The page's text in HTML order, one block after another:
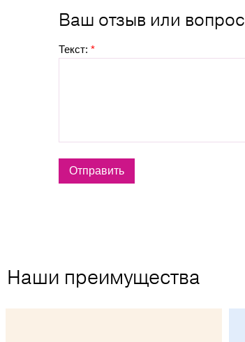
Ваш отзыв или вопрос
Текст: *
Наши преимущества